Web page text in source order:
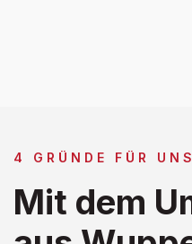
4 GRÜNDE FÜR UNS
Mit dem